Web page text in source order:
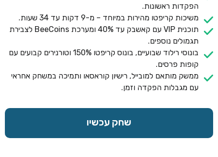
הפקדות ראשונות.
משיכות קריפטו מהירות במיוחד – מ-9 דקות עד 34 שעות.
תוכנית VIP עם קאשבק עד 40% ומערכת BeeCoins לצבירת
תגמולים נוספים.
בונוסי רילוד שבועיים, בונוס קריפטו 150% וטורנירים קבועים עם
קופות פרסים.
ממשק מותאם למובייל, רישיון קוראסאו ותמיכה במשחק אחראי
עם מגבלות הפקדה וזמן.
שחק עכשיו